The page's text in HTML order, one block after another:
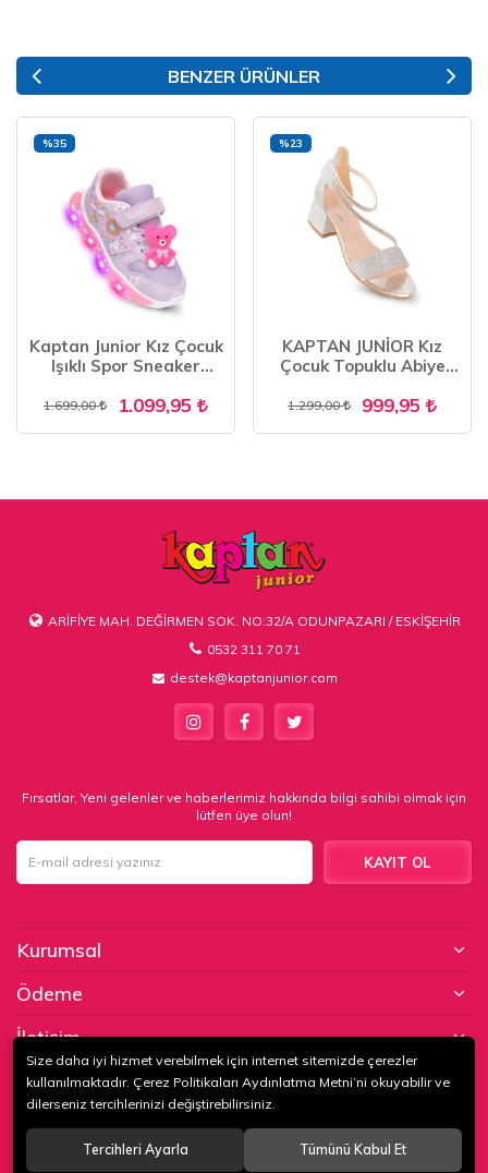
BENZER ÜRÜNLER
Kaptan Junior Kız Çocuk
Işıklı Spor Sneaker
PTJCK 700
1.699,00 1.099,95
%35
KAPTAN JUNİOR Kız
Çocuk Topuklu Abiye
1.299,00 999,95
%23
ARİFİYE MAH. DEĞİRMEN SOK. NO:32/A ODUNPAZARI / ESKİŞEHİR
0532 311 70 71
destek@kaptanjunior.com
Fırsatlar, Yeni gelenler ve haberlerimiz hakkında bilgi sahibi olmak için
lütfen üye olun!
KAYIT OL
Kurumsal
Ödeme
İletişim
© 2020KAPTAN KUNDURA DERİ MAMÜLLERİ KONF. TİC. VE SAN. LTD.
ŞTİ. Tüm hakları saklıdır.
Size daha iyi hizmet verebilmek için internet sitemizde çerezler
kullanılmaktadır. Çerez Politikaları Aydınlatma Metni’ni okuyabilir ve
dilerseniz tercihlerinizi değiştirebilirsiniz.
Tercihleri Ayarla Tümünü Kabul Et